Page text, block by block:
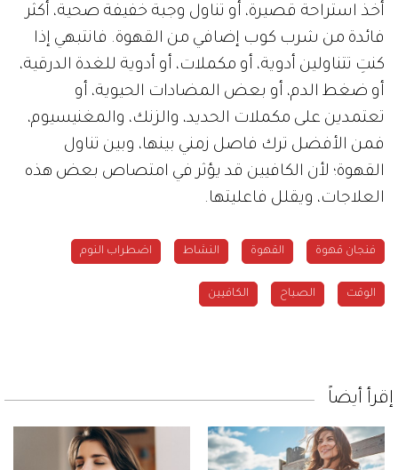
أخذ استراحة قصيرة، أو تناول وجبة خفيفة صحية، أكثر
فائدة من شرب كوب إضافي من القهوة. فانتبهي إذا
كنتِ تتناولين أدوية، أو مكملات، أو أدوية للغدة الدرقية،
أو ضغط الدم، أو بعض المضادات الحيوية، أو
تعتمدين على مكملات الحديد، والزنك، والمغنيسيوم،
فمن الأفضل ترك فاصل زمني بينها، وبين تناول
القهوة؛ لأن الكافيين قد يؤثر في امتصاص بعض هذه
العلاجات، ويقلل فاعليتها.
فنجان قهوة القهوة النشاط اضطراب النوم
الوقت الصباح الكافيين
إقرأ أيضاً